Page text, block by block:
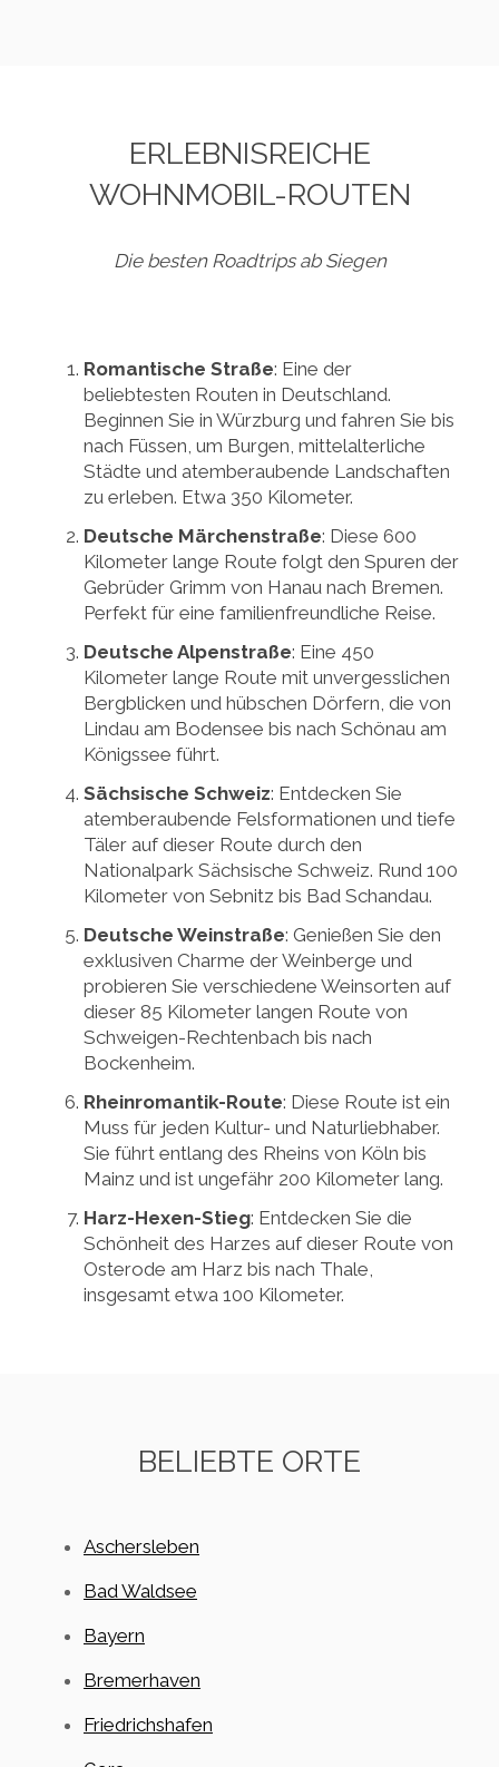
ERLEBNISREICHE
WOHNMOBIL-ROUTEN
Die besten Roadtrips ab Siegen
Romantische Straße: Eine der
beliebtesten Routen in Deutschland.
Beginnen Sie in Würzburg und fahren Sie bis
nach Füssen, um Burgen, mittelalterliche
Städte und atemberaubende Landschaften
zu erleben. Etwa 350 Kilometer.
Deutsche Märchenstraße: Diese 600
Kilometer lange Route folgt den Spuren der
Gebrüder Grimm von Hanau nach Bremen.
Perfekt für eine familienfreundliche Reise.
Deutsche Alpenstraße: Eine 450
Kilometer lange Route mit unvergesslichen
Bergblicken und hübschen Dörfern, die von
Lindau am Bodensee bis nach Schönau am
Königssee führt.
Sächsische Schweiz: Entdecken Sie
atemberaubende Felsformationen und tiefe
Täler auf dieser Route durch den
Nationalpark Sächsische Schweiz. Rund 100
Kilometer von Sebnitz bis Bad Schandau.
Deutsche Weinstraße: Genießen Sie den
exklusiven Charme der Weinberge und
probieren Sie verschiedene Weinsorten auf
dieser 85 Kilometer langen Route von
Schweigen-Rechtenbach bis nach
Bockenheim.
Rheinromantik-Route: Diese Route ist ein
Muss für jeden Kultur- und Naturliebhaber.
Sie führt entlang des Rheins von Köln bis
Mainz und ist ungefähr 200 Kilometer lang.
Harz-Hexen-Stieg: Entdecken Sie die
Schönheit des Harzes auf dieser Route von
Osterode am Harz bis nach Thale,
insgesamt etwa 100 Kilometer.
BELIEBTE ORTE
Aschersleben
Bad Waldsee
Bayern
Bremerhaven
Friedrichshafen